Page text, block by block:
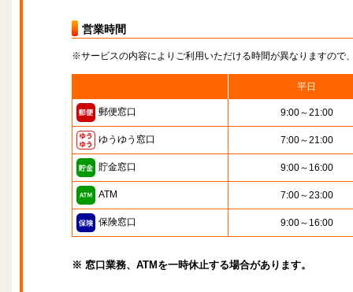
営業時間
※サービスの内容によりご利用いただける時間が異なりますので
平日
郵便窓口 9:00～21:00
ゆうゆう窓口 7:00～21:00
貯金窓口 9:00～16:00
ATM 7:00～23:00
保険窓口 9:00～16:00
※ 窓口業務、ATMを一時休止する場合があります。